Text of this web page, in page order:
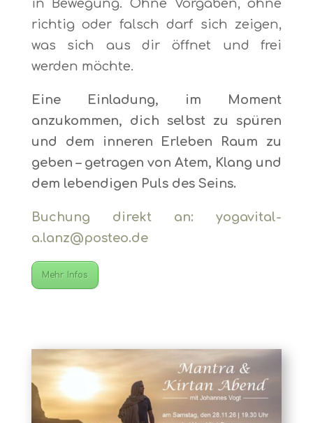
in Bewegung. Ohne Vorgaben, ohne
richtig oder falsch darf sich zeigen,
was sich aus dir öffnet und frei
werden möchte.
Eine Einladung, im Moment
anzukommen, dich selbst zu spüren
und dem inneren Erleben Raum zu
geben – getragen von Atem, Klang und
dem lebendigen Puls des Seins.
Buchung direkt an: yogavital-
a.lanz@posteo.de
Mehr Infos